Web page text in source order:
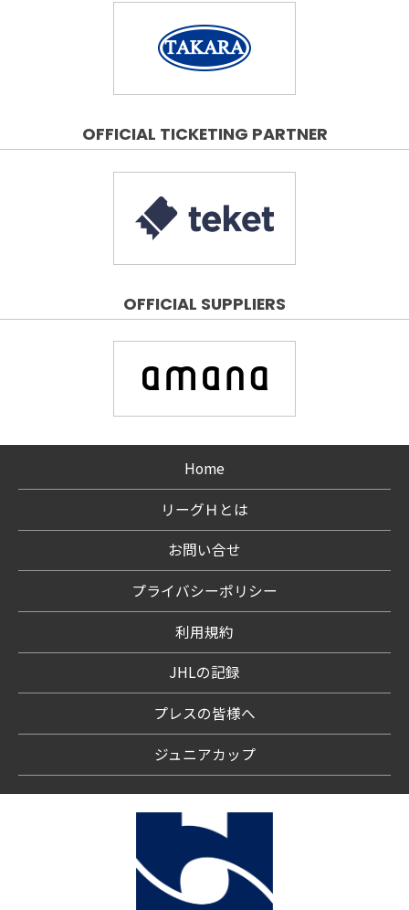
OFFICIAL TICKETING PARTNER
OFFICIAL SUPPLIERS
Home
リーグＨとは
お問い合せ
プライバシーポリシー
利用規約
JHLの記録
プレスの皆様へ
ジュニアカップ